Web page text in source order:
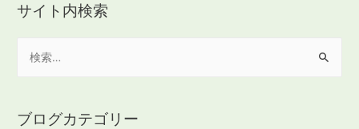
サイト内検索
ブログカテゴリー